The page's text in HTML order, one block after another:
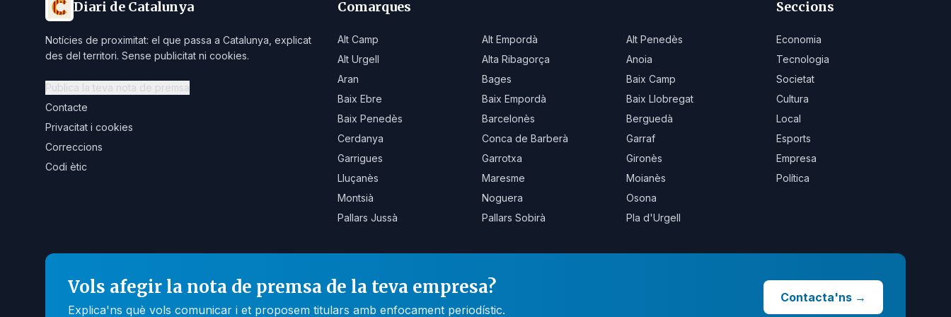
Diari de Catalunya
Notícies de proximitat: el que passa a Catalunya, explicat
des del territori. Sense publicitat ni cookies.
Publica la teva nota de premsa
Contacte
Privacitat i cookies
Correccions
Codi ètic
Comarques
Alt Camp Alt Empordà
Alt Penedès
Alt Urgell
Alta Ribagorça
Anoia
Aran
Bages
Baix Camp
Baix Ebre
Baix Empordà
Baix Llobregat
Baix Penedès
Barcelonès
Berguedà
Cerdanya
Conca de Barberà
Garraf
Garrigues
Garrotxa
Gironès
Lluçanès
Maresme
Moianès
Montsià
Noguera
Osona
Pallars Jussà
Pallars Sobirà Pla d'Urgell
Seccions
Economia
Tecnologia
Societat
Cultura
Local
Esports
Empresa
Política
Vols afegir la nota de premsa de la teva empresa?
Explica'ns què vols comunicar i et proposem titulars amb enfocament periodístic.
Contacta'ns →